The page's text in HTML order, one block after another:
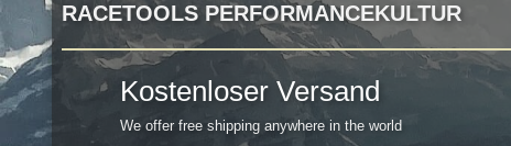
RACETOOLS PERFORMANCEKULTUR
Kostenloser Versand
We offer free shipping anywhere in the world